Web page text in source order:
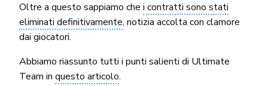
Oltre a questo sappiamo chei contratti sono stati
eliminati definitivamente, notizia accolta con clamore
dai giocatori.
Abbiamo riassunto tutti i punti salienti di Ultimate
Team in questo articolo.